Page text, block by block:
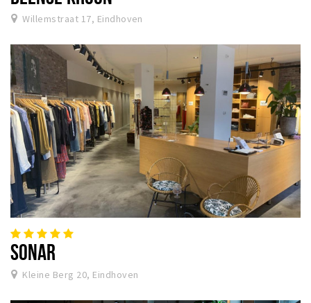
Willemstraat 17, Eindhoven
SONAR
Kleine Berg 20, Eindhoven